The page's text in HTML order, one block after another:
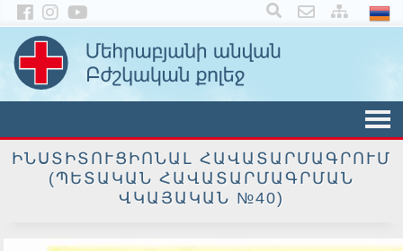
ԻՆՍՏԻՏՈՒՑԻՈՆԱԼ ՀԱՎԱՏԱՐՄԱԳՐՈՒՄ
(ՊԵՏԱԿԱՆ ՀԱՎԱՏԱՐՄԱԳՐՄԱՆ
ՎԿԱՅԱԿԱՆ №40)